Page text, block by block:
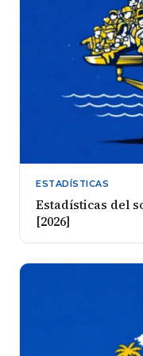
ESTADÍSTICAS
Estadísticas del
[2026]